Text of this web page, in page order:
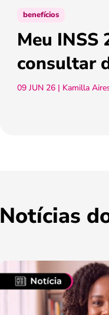
benefícios
Meu INSS
consultar
09 JUN 26 | Kamilla
Notícias